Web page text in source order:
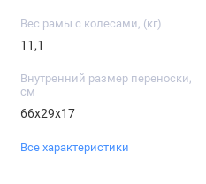
Вес рамы с колесами, (кг)
11,1
Внутренний размер переноски,
см
66х29х17
Все характеристики